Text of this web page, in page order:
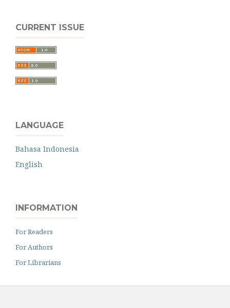
CURRENT ISSUE
LANGUAGE
Bahasa Indonesia
English
INFORMATION
For Readers
For Authors
For Librarians